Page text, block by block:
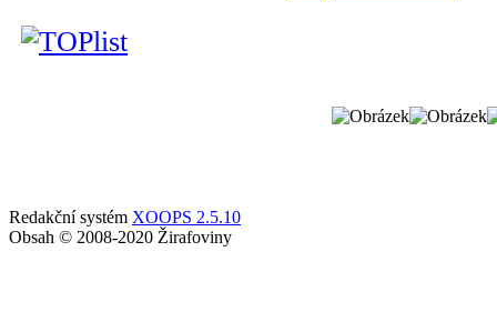
Redakční systém XOOPS 2.5.10
Obsah © 2008-2020 Žirafoviny